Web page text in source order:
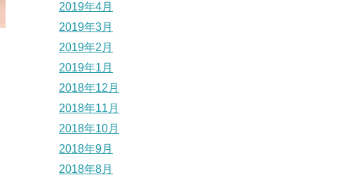
2019年4月
2019年3月
2019年2月
2019年1月
2018年12月
2018年11月
2018年10月
2018年9月
2018年8月